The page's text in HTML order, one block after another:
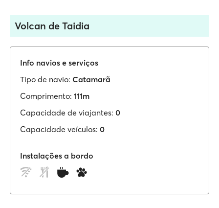
Volcan de Taidia
Info navios e serviços
Tipo de navio: Catamarã
Comprimento: 111m
Capacidade de viajantes: 0
Capacidade veículos: 0
Instalações a bordo